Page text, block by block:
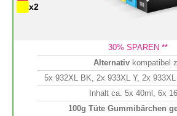
x2
30% SPAREN **
Alternativ kompatibel
5x 932XL BK, 2x 933XL Y, 2x
Inhalt ca. 5x 40ml, 6x
100g Tüte Gummibärchen